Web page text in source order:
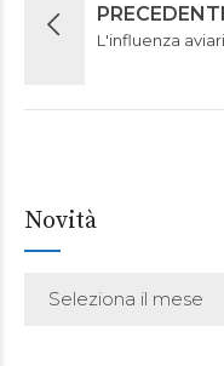
L'influenza
Novità
Seleziona il mese